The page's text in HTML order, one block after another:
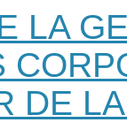
LA
DE